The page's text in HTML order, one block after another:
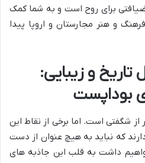
برای روح است و به شما کمک
و هنر مجارستان و اروپا پیدا
و زیبایی:
بوداپست
شگفتی است. اما برخی از نقاط این
که نباید به هیچ عنوان از دست
داشت به قلب این جاذبه های